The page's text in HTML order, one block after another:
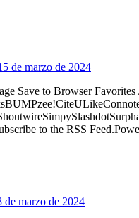
de marzo de 2024
Save to Browser Favorites
to the RSS
de marzo de 2024